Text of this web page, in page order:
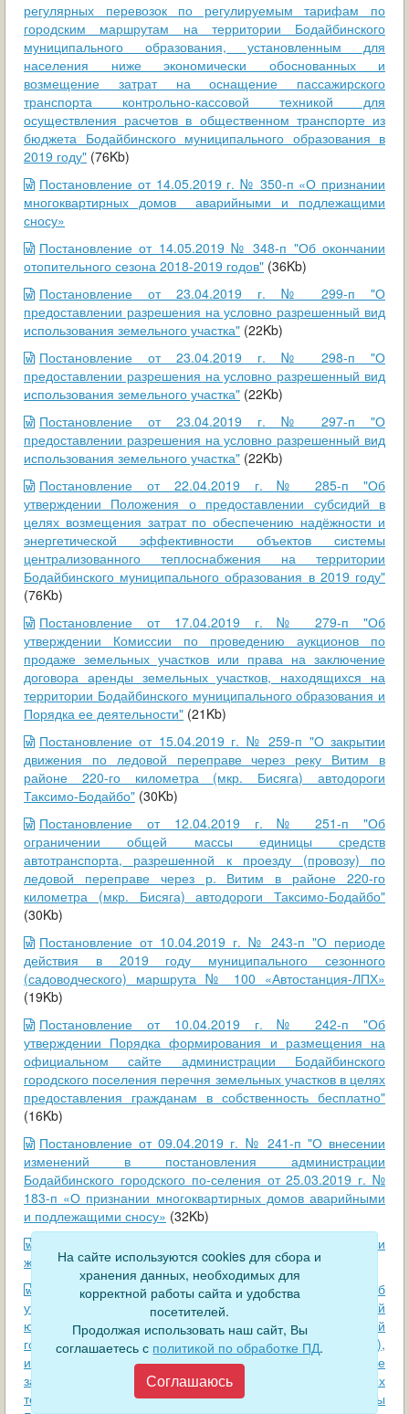
регулярных перевозок по регулируемым тарифам по
городским маршрутам на территории Бодайбинского
муниципального образования, установленным для
населения ниже экономически обоснованных и
возмещение затрат на оснащение пассажирского
транспорта контрольно-кассовой техникой для
осуществления расчетов в общественном транспорте из
бюджета Бодайбинского муниципального образования в
2019 году" (76Kb)
Постановление от 14.05.2019 г. № 350-п «О признании
многоквартирных домов аварийными и подлежащими
сносу»
Постановление от 14.05.2019 № 348-п "Об окончании
отопительного сезона 2018-2019 годов" (36Kb)
Постановление от 23.04.2019 г. № 299-п "О
предоставлении разрешения на условно разрешенный вид
использования земельного участка" (22Kb)
Постановление от 23.04.2019 г. № 298-п "О
предоставлении разрешения на условно разрешенный вид
использования земельного участка" (22Kb)
Постановление от 23.04.2019 г. № 297-п "О
предоставлении разрешения на условно разрешенный вид
использования земельного участка" (22Kb)
Постановление от 22.04.2019 г. № 285-п "Об
утверждении Положения о предоставлении субсидий в
целях возмещения затрат по обеспечению надёжности и
энергетической эффективности объектов системы
централизованного теплоснабжения на территории
Бодайбинского муниципального образования в 2019 году"
(76Kb)
Постановление от 17.04.2019 г. № 279-п "Об
утверждении Комиссии по проведению аукционов по
продаже земельных участков или права на заключение
договора аренды земельных участков, находящихся на
территории Бодайбинского муниципального образования и
Порядка ее деятельности" (21Kb)
Постановление от 15.04.2019 г. № 259-п "О закрытии
движения по ледовой переправе через реку Витим в
районе 220-го километра (мкр. Бисяга) автодороги
Таксимо-Бодайбо" (30Kb)
Постановление от 12.04.2019 г. № 251-п "Об
ограничении общей массы единицы средств
автотранспорта, разрешенной к проезду (провозу) по
ледовой переправе через р. Витим в районе 220-го
километра (мкр. Бисяга) автодороги Таксимо-Бодайбо"
(30Kb)
Постановление от 10.04.2019 г. № 243-п "О периоде
действия в 2019 году муниципального сезонного
(садоводческого) маршрута № 100 «Автостанция-ЛПХ»
(19Kb)
Постановление от 10.04.2019 г. № 242-п "Об
утверждении Порядка формирования и размещения на
официальном сайте администрации Бодайбинского
городского поселения перечня земельных участков в целях
предоставления гражданам в собственность бесплатно"
(16Kb)
Постановление от 09.04.2019 г. № 241-п "О внесении
изменений в постановления администрации
Бодайбинского городского по-селения от 25.03.2019 г. №
183-п «О признании многоквартирных домов аварийными
и подлежащими сносу» (32Kb)
Постановление от 08.04.2019 г. № 227-п "О признании
жилых помещений, непригодным для проживания"
Постановление от 05.04.2019 г. № 224-п "Об
утверждении Порядка предоставления субсидий
юридическим лицам (за исключением субсидий
государственным (муниципальным) учреждениям),
индивидуальным предпринимателям на возмещение
затрат по выполнению работ по благоустройству дворовых
территорий в рамках муниципальной программы
На сайте используются cookies для сбора и
хранения данных, необходимых для
корректной работы сайта и удобства
посетителей.
Продолжая использовать наш сайт, Вы
соглашаетесь с политикой по обработке ПД.
Соглашаюсь